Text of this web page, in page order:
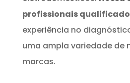
profissionais
experiência no
uma ampla variedade de
marcas.